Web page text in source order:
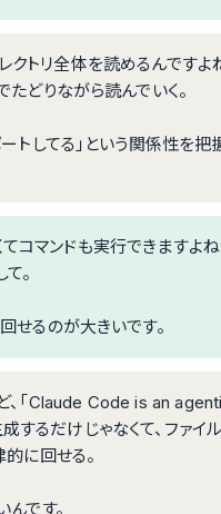
トリ全体を読めるんですよ
どりながら読んでいく。
トしてる」という関係性を
マンドも実行できますよね
。
せるのが大きいです。
、「Claude Code is an
るだけじゃなくて、ファイ
に回せる。
です。